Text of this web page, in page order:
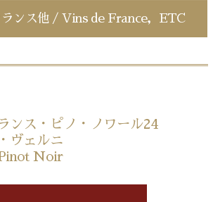
ランス他 / Vins de France，ETC
ンス・ピノ・ノワール24
ヴェルニ
Noir